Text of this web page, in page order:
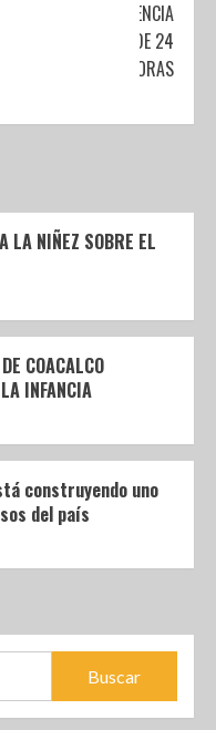
AUDIENCIA
DE 24
HORAS
LA NIÑEZ SOBRE EL
COACALCO
INFANCIA
construyendo uno
del país